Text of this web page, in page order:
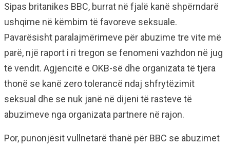
Sipas britanikes BBC, burrat në fjalë kanë shpërndarë
ushqime në këmbim të favoreve seksuale.
Pavarësisht paralajmërimeve për abuzime tre vite më
parë, një raport i ri tregon se fenomeni vazhdon në jug
të vendit. Agjencitë e OKB-së dhe organizata të tjera
thonë se kanë zero tolerancë ndaj shfrytëzimit
seksual dhe se nuk janë në dijeni të rasteve të
abuzimeve nga organizata partnere në rajon.
Por, punonjësit vullnetarë thanë për BBC se abuzimet